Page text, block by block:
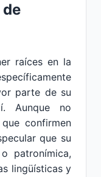
raíces en la
parte de su
Aunque no
confirmen
que su
patronímica,
lingüísticas y